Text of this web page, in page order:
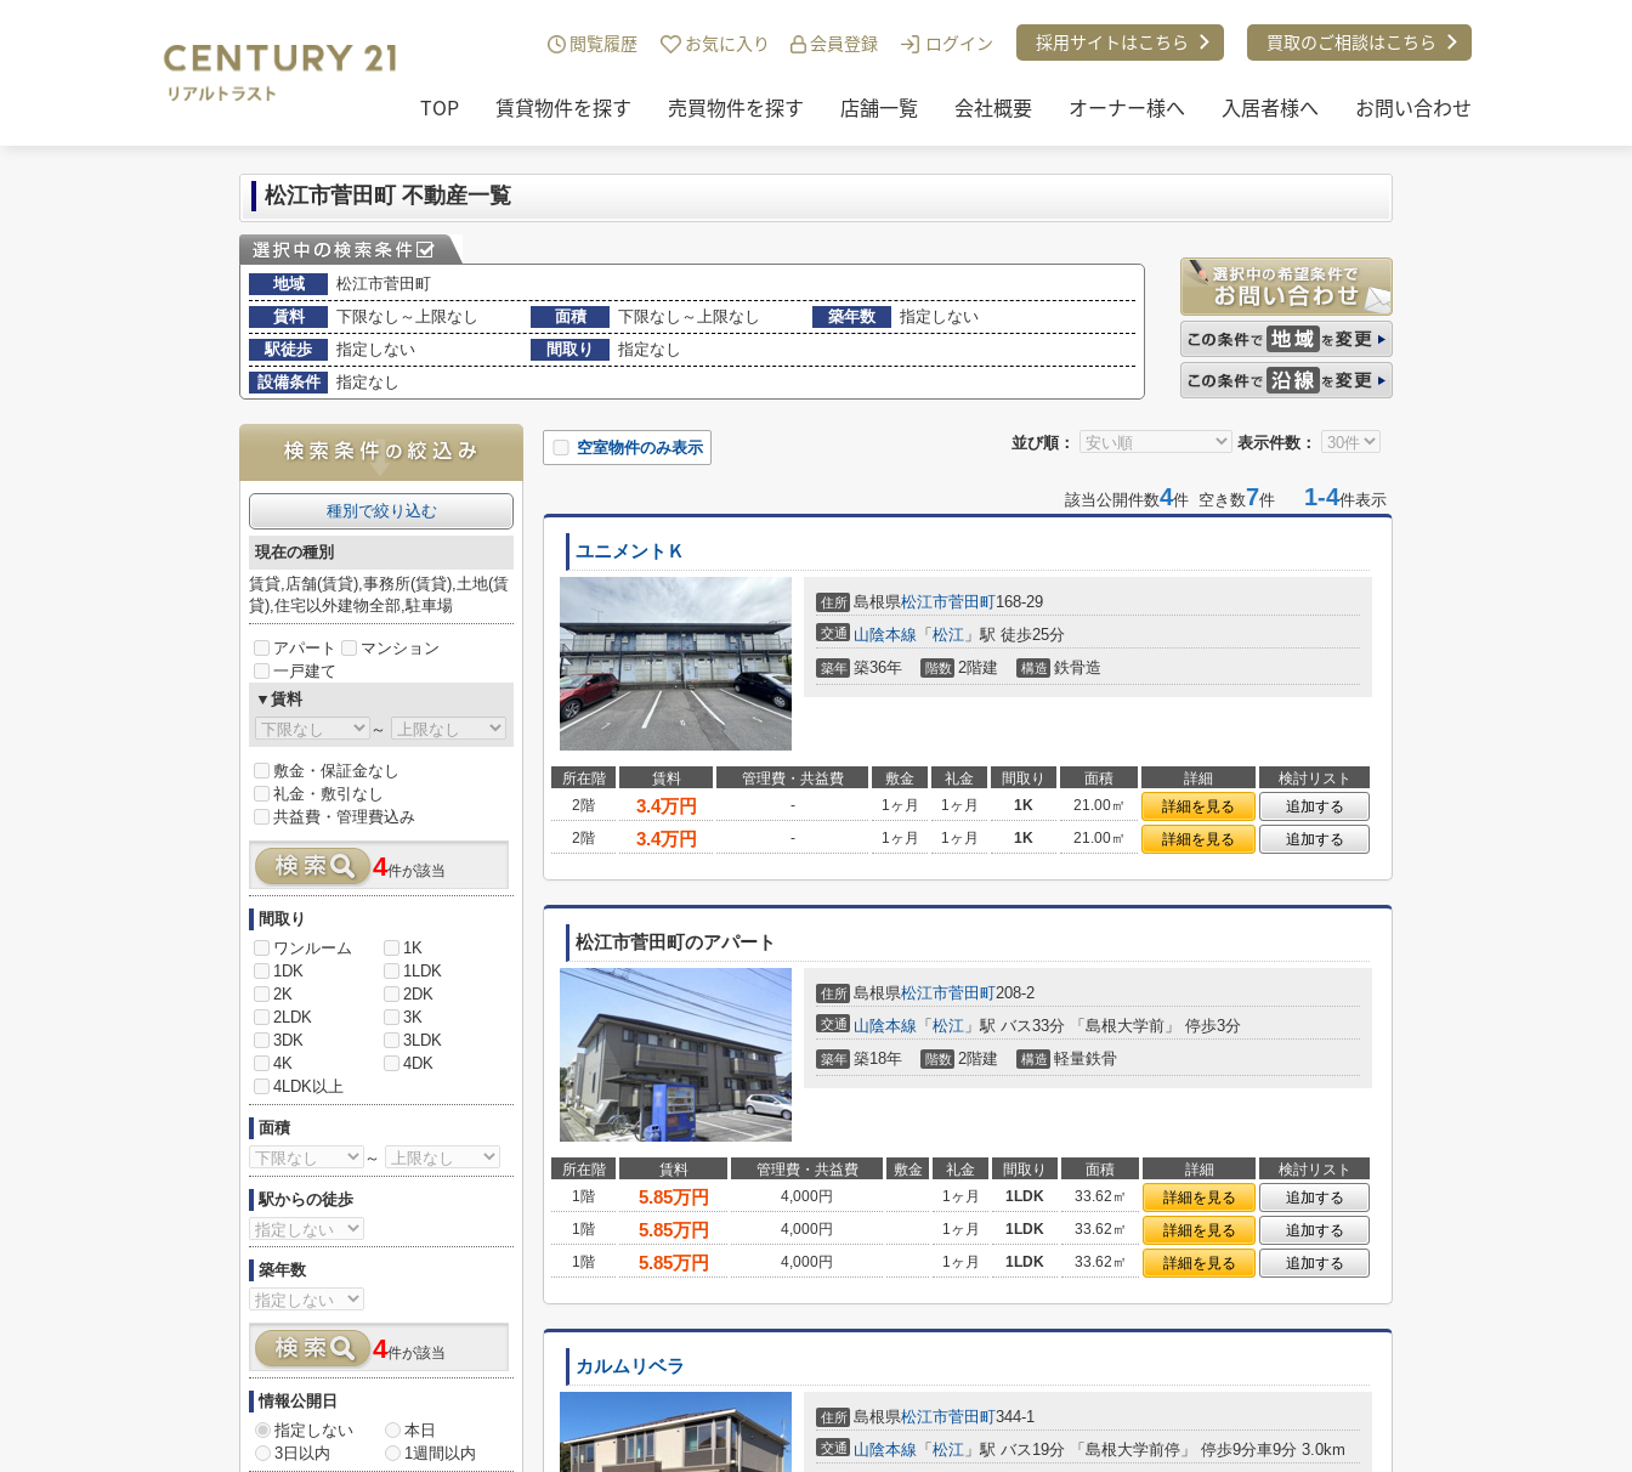
閲覧履歴 お気に入り 会員登録 ログイン 採用サイトはこちら 買取のご相談はこちら
TOP 賃貸物件を探す 売買物件を探す 店舗一覧 会社概要 オーナー様へ 入居者様へ お問い合わせ
松江市菅田町 不動産一覧
地域
松江市菅田町
賃料
下限なし～上限なし 面積 下限なし～上限なし 築年数
指定しない
駅徒歩
指定しない 間取り
指定なし
設備条件
指定なし
並び順： 表示件数：
空室物件のみ表示
該当公開件数4件 空き数7件 1-4件表示
ユニメントＫ
住所 島根県松江市菅田町168-29
交通 山陰本線 「 松江 」駅 徒歩25分
築年 築36年 階数 2階建 構造 鉄骨造
所在階 賃料 管理費・共益費 敷金 礼金 間取り 面積 詳細
検討リスト
2階
3.4万円 - 1ヶ月 1ヶ月 1K 21.00㎡ 詳細を見る
追加する
2階
3.4万円 - 1ヶ月 1ヶ月 1K 21.00㎡ 詳細を見る 追加する
松江市菅田町のアパート
住所 島根県松江市菅田町208-2
交通 山陰本線 「 松江 」駅 バス33分 「島根大学前」 停歩3分
築年 築18年 階数 2階建 構造 軽量鉄骨
所在階 賃料 管理費・共益費 敷金 礼金 間取り 面積 詳細
検討リスト
1階
5.85万円 4,000円 1ヶ月 1LDK 33.62㎡ 詳細を見る
追加する
1階
5.85万円 4,000円 1ヶ月 1LDK 33.62㎡ 詳細を見る
追加する
1階
5.85万円 4,000円 1ヶ月 1LDK 33.62㎡ 詳細を見る 追加する
カルムリベラ
住所 島根県松江市菅田町344-1
交通 山陰本線 「 松江 」駅 バス19分 「島根大学前停」 停歩9分車9分 3.0km
種別で絞り込む
現在の種別
賃貸,店舗(賃貸),事務所(賃貸),土地(賃
貸),住宅以外建物全部,駐車場
アパート
マンション
一戸建て
▼賃料
～
敷金・保証金なし
礼金・敷引なし
共益費・管理費込み
4件が該当
間取り
ワンルーム
1K
1DK
1LDK
2K
2DK
2LDK
3K
3DK
3LDK
4K
4DK
4LDK以上
面積
～
駅からの徒歩
築年数
4件が該当
情報公開日
指定しない
本日
3日以内
1週間以内